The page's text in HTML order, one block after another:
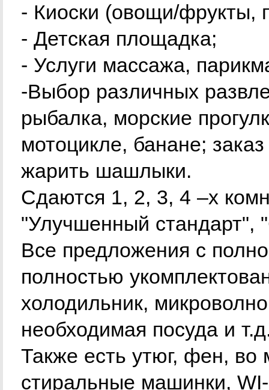
- Киоски (овощи/фрукты,
- Детская площадка;
- Услуги массажа,
-Выбор различных
рыбалка, морские
мотоцикле, банане;
жарить шашлыки.
Сдаются 1, 2, 3, 4 –х
"Улучшенный стандарт",
Все предложения с
полностью
холодильник,
необходимая посуда и
Также есть утюг, фен, во
стиральные машинки,